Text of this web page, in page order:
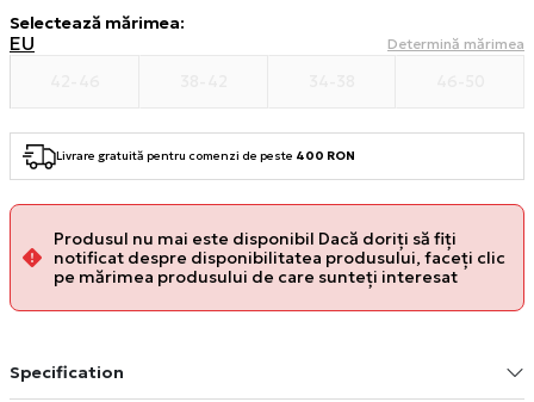
Selectează mărimea:
EU Determină mărimea
Livrare gratuită pentru comenzi de peste 400 RON
Produsul nu mai este disponibil Dacă doriți să fiți
notificat despre disponibilitatea produsului, faceți clic
pe mărimea produsului de care sunteți interesat
Specification